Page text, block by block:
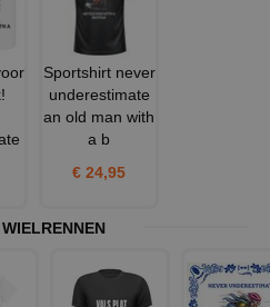
Sportshirt never
underestimate
an old man with
a b
€ 24,95
WIELRENNEN